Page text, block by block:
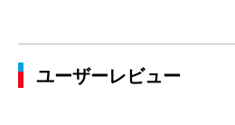
ユーザーレビュー